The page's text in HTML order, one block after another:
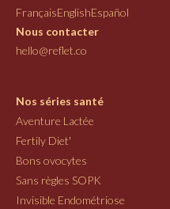
FrançaisEnglishEspañol
Nous contacter
hello@reflet.co
Nos séries santé
Aventure Lactée
Fertily Diet'
Bons ovocytes
Sans règles SOPK
Invisible Endométriose